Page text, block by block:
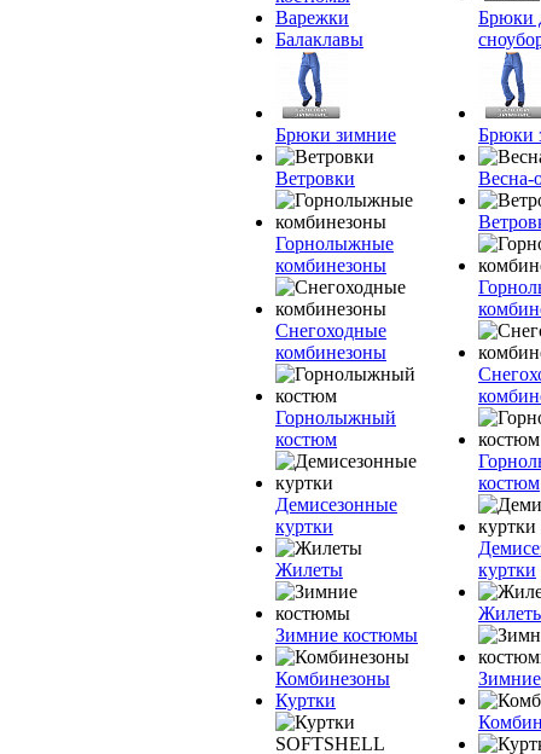
Варежки
Балаклавы
Брюки зимние
Ветровки
Горнолыжные
комбинезоны
Снегоходные
комбинезоны
Горнолыжный
костюм
Демисезонные
куртки
Жилеты
Зимние костюмы
Комбинезоны
Куртки
Брюки
Брюки
Весна-
костюм
куртки